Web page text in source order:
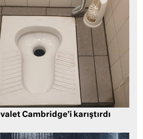
Cambridge’i karıştırdı